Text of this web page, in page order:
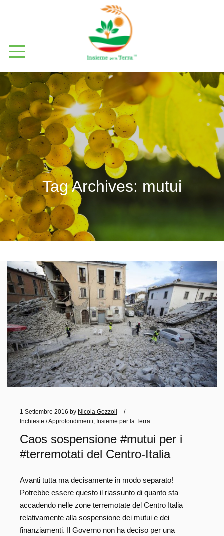
Tag Archives: mutui
1 Settembre 2016 by Nicola Gozzoli
Inchieste / Approfondimenti
Insieme per la Terra
Caos sospensione #mutui per i
#terremotati del Centro-Italia
Avanti tutta ma decisamente in modo separato!
Potrebbe essere questo il riassunto di quanto sta
accadendo nelle zone terremotate del Centro Italia
relativamente alla sospensione dei mutui e dei
finanziamenti. Il Governo non ha deciso per una